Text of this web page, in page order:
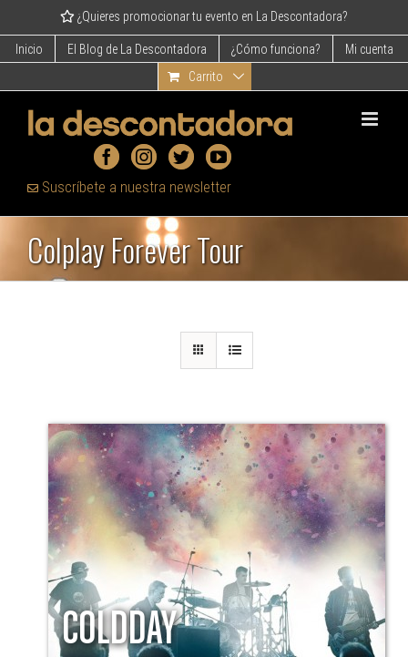
content
¿Quieres promocionar tu evento en La Descontadora?
Inicio El Blog de La Descontadora ¿Cómo funciona?
Mi cuenta
Carrito
Suscríbete a nuestra newsletter
Colplay Forever Tour
COLDDAY